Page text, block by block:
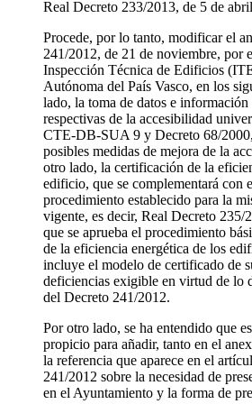
Real Decreto 233/2013, de 5 de
Procede, por lo tanto, modificar el
241/2012, de 21 de noviembre, por
Inspección Técnica de Edificios
Autónoma del País Vasco, en los
lado, la toma de datos e
respectivas de la accesibilidad
CTE-DB-SUA 9 y Decreto 68/
posibles medidas de mejora de la
otro lado, la certificación de la
edificio, que se complementará con
procedimiento establecido para la
vigente, es decir, Real Decreto 235/
que se aprueba el procedimiento
de la eficiencia energética de los
incluye el modelo de certificado de
deficiencias exigible en virtud de lo
del Decreto 241/2012.
Por otro lado, se ha entendido que
propicio para añadir, tanto en el
la referencia que aparece en el
241/2012 sobre la necesidad de
en el Ayuntamiento y la forma de